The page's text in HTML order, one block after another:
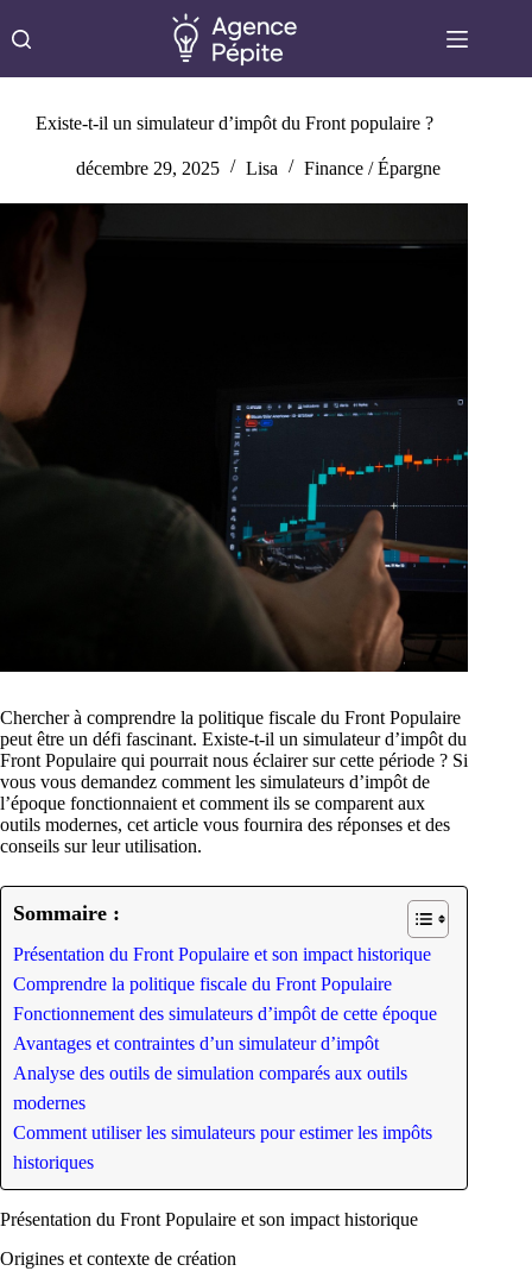
au
contenu
Existe-t-il un simulateur d’impôt du Front populaire ?
décembre 29, 2025 Lisa Finance / Épargne
Chercher à comprendre la politique fiscale du Front Populaire
peut être un défi fascinant. Existe-t-il un simulateur d’impôt du
Front Populaire qui pourrait nous éclairer sur cette période ? Si
vous vous demandez comment les simulateurs d’impôt de
l’époque fonctionnaient et comment ils se comparent aux
outils modernes, cet article vous fournira des réponses et des
conseils sur leur utilisation.
Sommaire :
Présentation du Front Populaire et son impact historique
Comprendre la politique fiscale du Front Populaire
Fonctionnement des simulateurs d’impôt de cette époque
Avantages et contraintes d’un simulateur d’impôt
Analyse des outils de simulation comparés aux outils
modernes
Comment utiliser les simulateurs pour estimer les impôts
historiques
Présentation du Front Populaire et son impact historique
Origines et contexte de création